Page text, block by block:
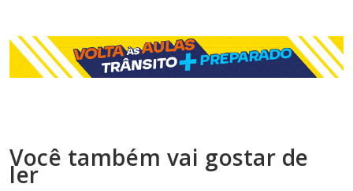
Você também vai gostar de
ler